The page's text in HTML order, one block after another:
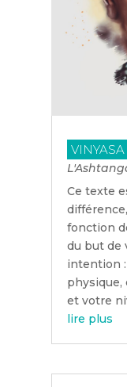
Ce texte
fonction
du but de
intention
physique,
et votre
lire plus